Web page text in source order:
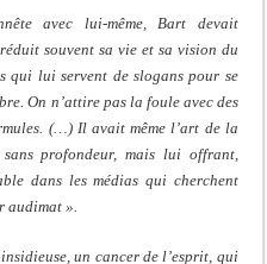
avec lui-même, Bart devait
souvent sa vie et sa vision du
qui lui servent de slogans pour se
On n’attire pas la foule avec des
(…) Il avait même l’art de la
profondeur, mais lui offrant,
dans les médias qui cherchent
audimat ».
un cancer de l’esprit, qui